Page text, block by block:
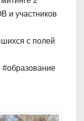
и участников
с полей